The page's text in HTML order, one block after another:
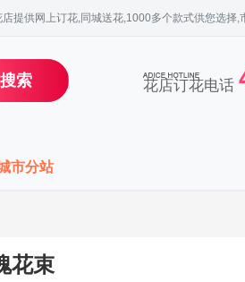
店提供网上订花,同城送花,1000多个款式供您选择,
搜索 花店订花电话
市分站
花束